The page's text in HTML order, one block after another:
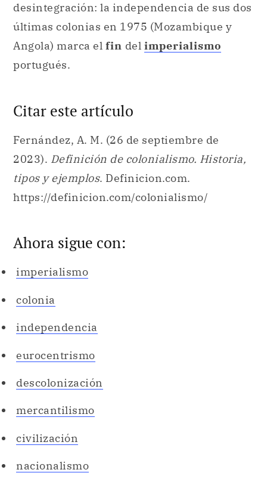
desintegración: la independencia de sus dos
últimas colonias en 1975 (Mozambique y
Angola) marca el fin del imperialismo
portugués.
Citar este artículo
Fernández, A. M. (26 de septiembre de
2023). Definición de colonialismo. Historia,
tipos y ejemplos. Definicion.com.
https://definicion.com/colonialismo/
Ahora sigue con:
imperialismo
colonia
independencia
eurocentrismo
descolonización
mercantilismo
civilización
nacionalismo